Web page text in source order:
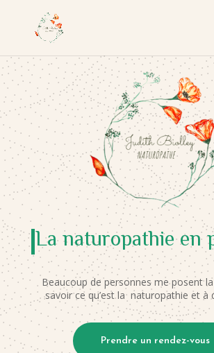
La naturopathie en
Beaucoup de personnes me posent
savoir ce qu’est la naturopathie et à
Prendre un rendez-vous